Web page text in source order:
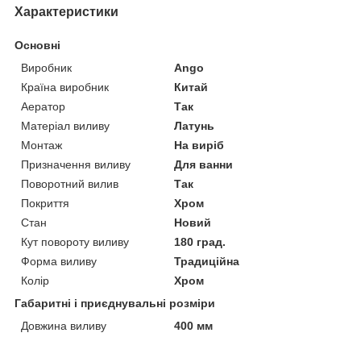
Характеристики
Основні
Виробник
Ango
Країна виробник
Китай
Аератор
Так
Матеріал виливу
Латунь
Монтаж
На виріб
Призначення виливу
Для ванни
Поворотний вилив
Так
Покриття
Хром
Стан
Новий
Кут повороту виливу
180 град.
Форма виливу
Традиційна
Колір
Хром
Габаритні і приєднувальні розміри
Довжина виливу
400 мм